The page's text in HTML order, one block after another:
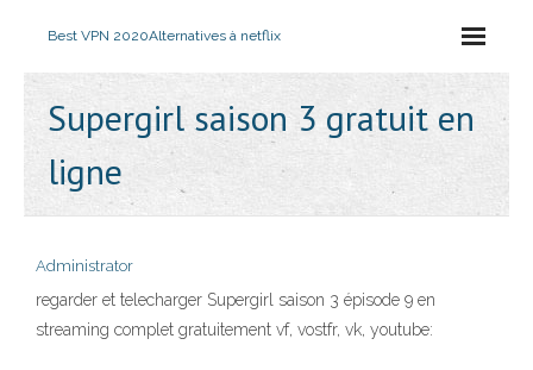
Best VPN 2020Alternatives à netflix
Supergirl saison 3 gratuit en
ligne
Administrator
regarder et telecharger Supergirl saison 3 épisode 9 en
streaming complet gratuitement vf, vostfr, vk, youtube: